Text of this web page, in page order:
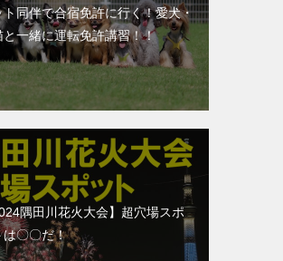
ト同伴で合宿免許に行く！愛犬・
と一緒に運転免許講習！！
隅田川花火大会】超穴場スポ
は〇〇だ！